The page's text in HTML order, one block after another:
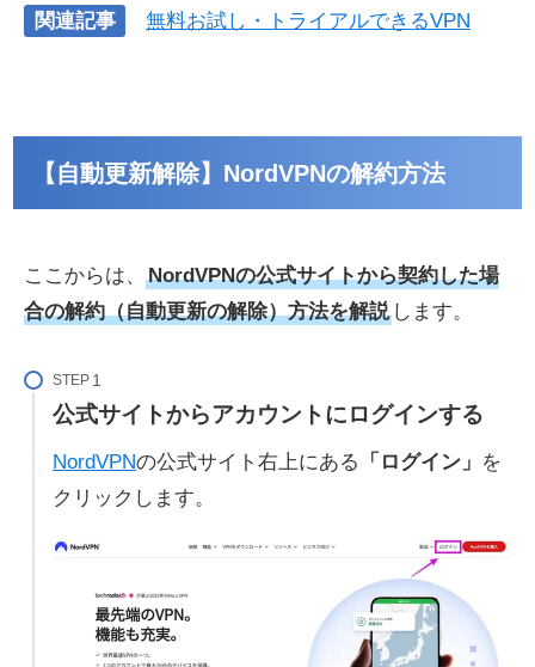
関連記事 無料お試し・トライアルできるVPN
【自動更新解除】NordVPNの解約方法
ここからは、
NordVPNの公式サイトから契約した場
合の解約（自動更新の解除）方法を解説 します。
STEP
公式サイトからアカウントにログインする
NordVPNの公式サイト右上にある 「ログイン」 を
クリックします。